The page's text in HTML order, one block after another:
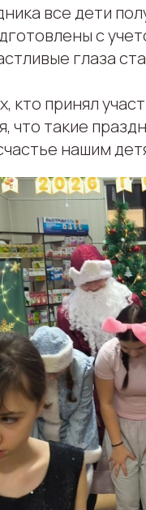
все дети
с
глаза
кто принял
что такие
нашим